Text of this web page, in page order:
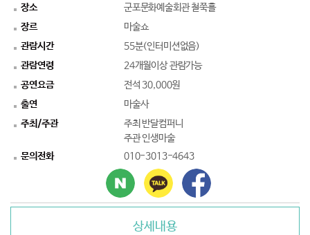
장소
군포문화예술회관 철쭉홀
장르
마술쇼
관람시간
55분(인터미션없음)
관람연령
24개월이상 관람가능
공연요금
전석 30,000원
출연
마술사
주최/주관
주최 반달컴퍼니
주관 인생마술
문의전화
010-3013-4643
상세내용